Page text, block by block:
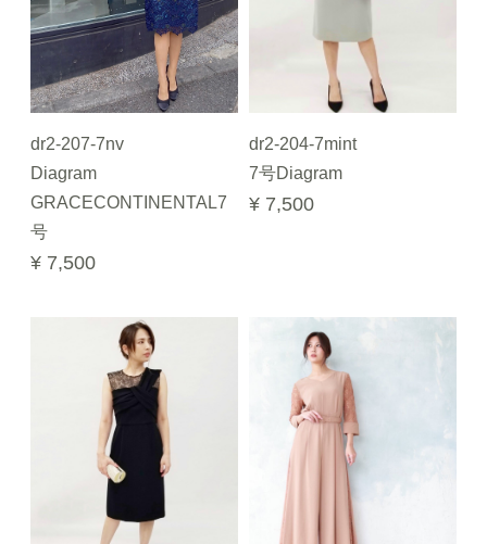
dr2-207-7nv
Diagram
GRACECONTINENTAL7
号
¥ 7,500
dr2-204-7mint
7号Diagram
¥ 7,500